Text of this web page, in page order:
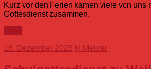
Kurz vor den Ferien kamen viele von uns
Gottesdienst zusammen.
18. Dezember 2025 M.Meurer